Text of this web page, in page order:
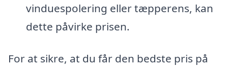
vinduespolering eller tæpperens, kan
dette påvirke prisen.
For at sikre, at du får den bedste pris på